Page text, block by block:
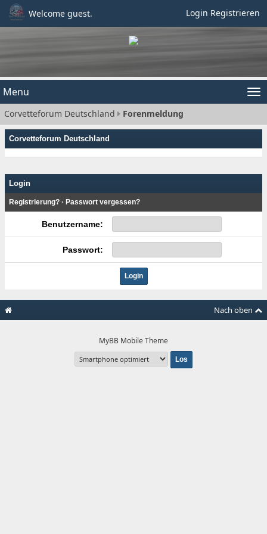
Welcome guest. Login Registrieren
Menu
Corvetteforum Deutschland Forenmeldung
Corvetteforum Deutschland
Login
Registrierung? · Passwort vergessen?
Benutzername:
Passwort:
Nach oben
MyBB Mobile Theme